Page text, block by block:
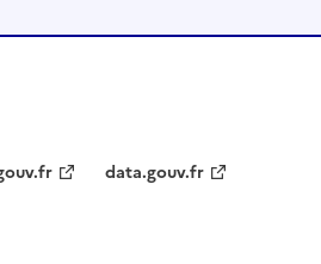
data.gouv.fr